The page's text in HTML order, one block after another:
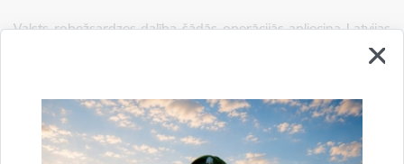
Valsts robežsardzes dalība šādās operācijās apliecina Latvijas
profesionālo ieguldījumu Eiropas Savienības ārējo robežu
rīcība, reaģējot uz mūsdienu robežapsardzības un jūras
drošības izaicinājumiem.